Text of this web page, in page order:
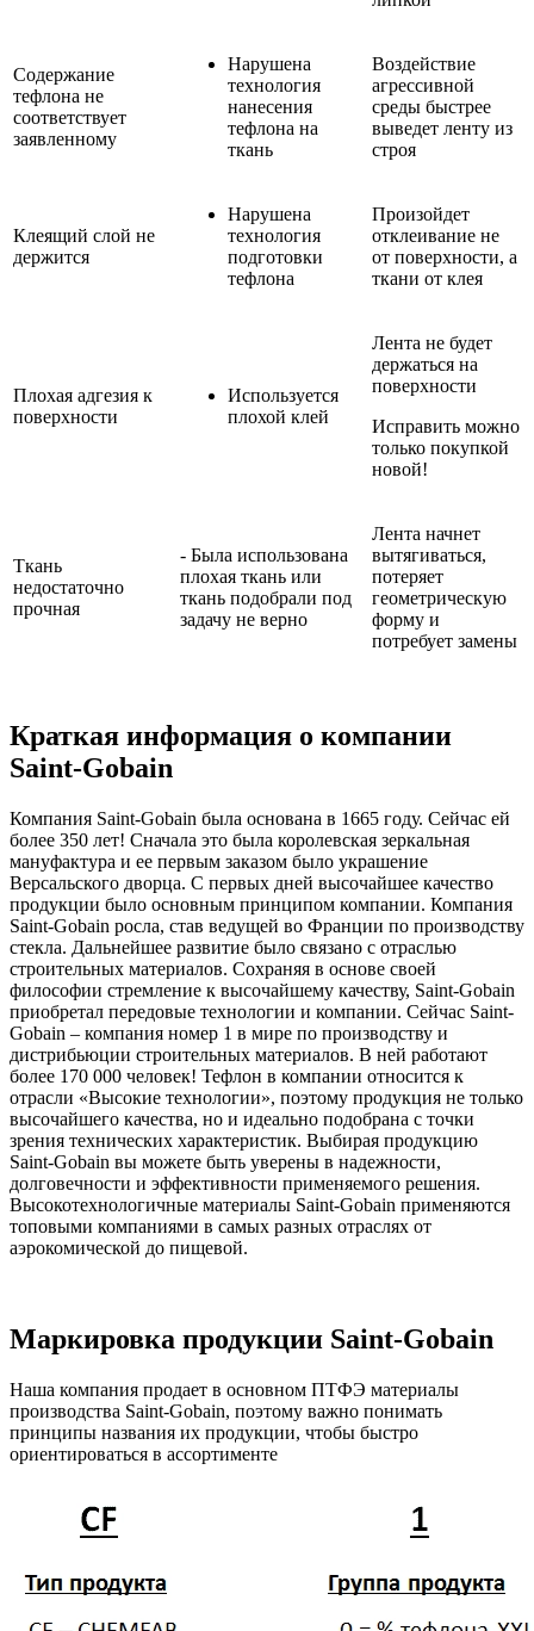
Содержание
тефлона не
соответствует
заявленному
Нарушена
технология
нанесения
тефлона на
ткань
Воздействие
агрессивной
среды быстрее
выведет ленту из
строя
Клеящий слой не
держится
Нарушена
технология
подготовки
тефлона
Произойдет
отклеивание не
от поверхности, а
ткани от клея
Плохая адгезия к
поверхности
Используется
плохой клей
Лента не будет
держаться на
поверхности
Исправить можно
только покупкой
новой!
Ткань
недостаточно
прочная
- Была использована
плохая ткань или
ткань подобрали под
задачу не верно
Лента начнет
вытягиваться,
потеряет
геометрическую
форму и
потребует замены
Краткая информация о компании
Saint-Gobain
Компания Saint-Gobain была основана в 1665 году. Сейчас ей
более 350 лет! Сначала это была королевская зеркальная
мануфактура и ее первым заказом было украшение
Версальского дворца. С первых дней высочайшее качество
продукции было основным принципом компании. Компания
Saint-Gobain росла, став ведущей во Франции по производству
стекла. Дальнейшее развитие было связано с отраслью
строительных материалов. Сохраняя в основе своей
философии стремление к высочайшему качеству, Saint-Gobain
приобретал передовые технологии и компании. Сейчас Saint-
Gobain – компания номер 1 в мире по производству и
дистрибьюции строительных материалов. В ней работают
более 170 000 человек! Тефлон в компании относится к
отрасли «Высокие технологии», поэтому продукция не только
высочайшего качества, но и идеально подобрана с точки
зрения технических характеристик. Выбирая продукцию
Saint-Gobain вы можете быть уверены в надежности,
долговечности и эффективности применяемого решения.
Высокотехнологичные материалы Saint-Gobain применяются
топовыми компаниями в самых разных отраслях от
аэрокомической до пищевой.
Маркировка продукции Saint-Gobain
Наша компания продает в основном ПТФЭ материалы
производства Saint-Gobain, поэтому важно понимать
принципы названия их продукции, чтобы быстро
ориентироваться в ассортименте